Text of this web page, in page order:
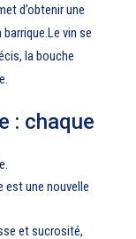
d’obtenir une
barrique.Le vin se
la bouche
: chaque
est une nouvelle
et sucrosité,